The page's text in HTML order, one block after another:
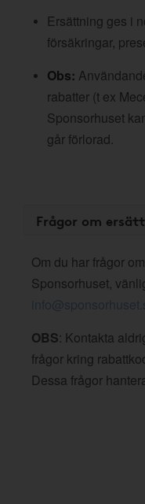
Ersättning ges i
försäkringar,
Obs:
rabatter (t ex
Sponsorhuset
går förlorad.
Frågor om
Om du har frågor
Sponsorhuset,
OBS: Kontakta
frågor kring
Dessa frågor